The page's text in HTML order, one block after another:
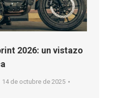
2026: un vistazo
14 de octubre de 2025